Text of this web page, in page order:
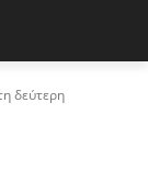
δεύτερη